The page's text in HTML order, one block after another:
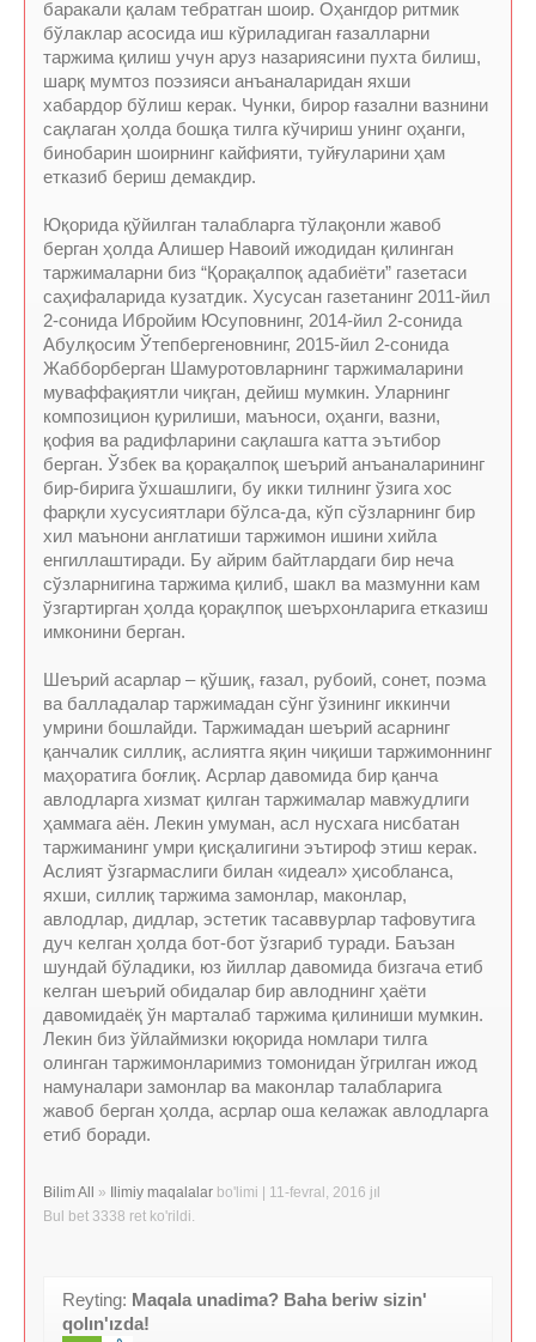
баракали қалам тебратган шоир. Оҳангдор ритмик
бўлаклар асосида иш кўриладиган ғазалларни
таржима қилиш учун аруз назариясини пухта билиш,
шарқ мумтоз поэзияси анъаналаридан яхши
хабардор бўлиш керак. Чунки, бирор ғазални вазнини
сақлаган ҳолда бошқа тилга кўчириш унинг оҳанги,
бинобарин шоирнинг кайфияти, туйғуларини ҳам
етказиб бериш демакдир.
Юқорида қўйилган талабларга тўлақонли жавоб
берган ҳолда Алишер Навоий ижодидан қилинган
таржималарни биз “Қорақалпоқ адабиёти” газетаси
саҳифаларида кузатдик. Хусусан газетанинг 2011-йил
2-сонида Ибройим Юсуповнинг, 2014-йил 2-сонида
Абулқосим Ўтепбергеновнинг, 2015-йил 2-сонида
Жабборберган Шамуротовларнинг таржималарини
муваффақиятли чиқган, дейиш мумкин. Уларнинг
композицион қурилиши, маъноси, оҳанги, вазни,
қофия ва радифларини сақлашга катта эътибор
берган. Ўзбек ва қорақалпоқ шеърий анъаналарининг
бир-бирига ўхшашлиги, бу икки тилнинг ўзига хос
фарқли хусусиятлари бўлса-да, кўп сўзларнинг бир
хил маънони англатиши таржимон ишини хийла
енгиллаштиради. Бу айрим байтлардаги бир неча
сўзларнигина таржима қилиб, шакл ва мазмунни кам
ўзгартирган ҳолда қорақлпоқ шеърхонларига етказиш
имконини берган.
Шеърий асарлар – қўшиқ, ғазал, рубоий, сонет, поэма
ва балладалар таржимадан сўнг ўзининг иккинчи
умрини бошлайди. Таржимадан шеърий асарнинг
қанчалик силлиқ, аслиятга яқин чиқиши таржимоннинг
маҳоратига боғлиқ. Асрлар давомида бир қанча
авлодларга хизмат қилган таржималар мавжудлиги
ҳаммага аён. Лекин умуман, асл нусхага нисбатан
таржиманинг умри қисқалигини эътироф этиш керак.
Аслият ўзгармаслиги билан «идеал» ҳисобланса,
яхши, силлиқ таржима замонлар, маконлар,
авлодлар, дидлар, эстетик тасаввурлар тафовутига
дуч келган ҳолда бот-бот ўзгариб туради. Баъзан
шундай бўладики, юз йиллар давомида бизгача етиб
келган шеърий обидалар бир авлоднинг ҳаёти
давомидаёқ ўн марталаб таржима қилиниши мумкин.
Лекин биз ўйлаймизки юқорида номлари тилга
олинган таржимонларимиз томонидан ўгрилган ижод
намуналари замонлар ва маконлар талабларига
жавоб берган ҳолда, асрлар оша келажак авлодларга
етиб боради.
Bilim All » Ilimiy maqalalar bo'limi | 11-fevral, 2016 jıl
Bul bet 3338 ret ko'rildi.
Reyting: Maqala unadima? Baha beriw sizin'
qolın'ızda!